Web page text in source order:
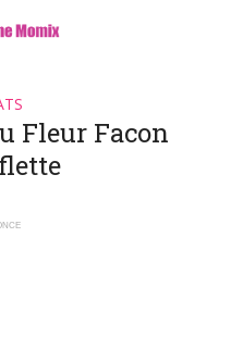
Fleur Facon